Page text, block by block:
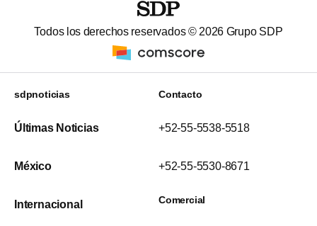
Todos los derechos reservados © 2026 Grupo SDP
sdpnoticias
Últimas Noticias
México
Internacional
Contacto
+52-55-5538-5518
+52-55-5530-8671
Comercial